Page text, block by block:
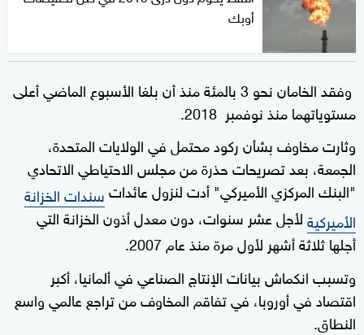
أوبك
وفقد الخامان نحو 3 بالمئة منذ أن بلغا الأسبوع الماضي أعلى
مستوياتهما منذ نوفمبر 2018.
وثارت مخاوف بشأن ركود محتمل في الولايات المتحدة،
الجمعة، بعد تصريحات حذرة من مجلس الاحتياطي الاتحادي
"البنك المركزي الأميركي" أدت لنزول عائداتسندات الخزانة
الأميركيةلأجل عشر سنوات، دون معدل أذون الخزانة التي
أجلها ثلاثة أشهر لأول مرة منذ عام 2007.
وتسبب انكماش بيانات الإنتاج الصناعي في ألمانيا، أكبر
اقتصاد في أوروبا، في تفاقم المخاوف من تراجع عالمي واسع
النطاق.